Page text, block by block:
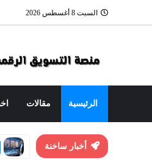
السبت 8 أغسطس 2026
الرئيسية مقالات
أخبار ساخنة